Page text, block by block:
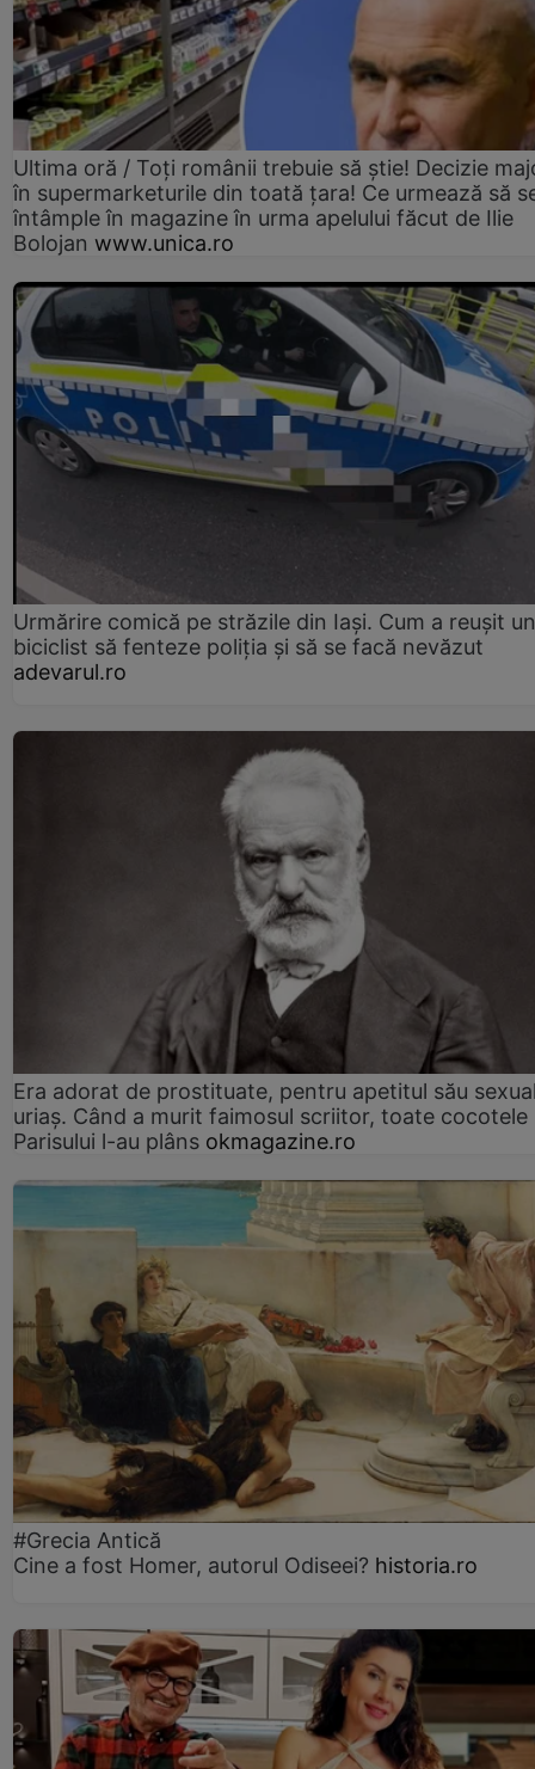
Ultima oră / Toți românii trebuie să știe! Decizie
în supermarketurile din toată țara! Ce urmează să
întâmple în magazine în urma apelului făcut de Ilie
Bolojan www.unica.ro
Urmărire comică pe străzile din Iași. Cum a reușit un
biciclist să fenteze poliția și să se facă nevăzut
adevarul.ro
Era adorat de prostituate, pentru apetitul său
uriaș. Când a murit faimosul scriitor, toate cocotele
Parisului l-au plâns okmagazine.ro
#Grecia Antică
Cine a fost Homer, autorul Odiseei? historia.ro